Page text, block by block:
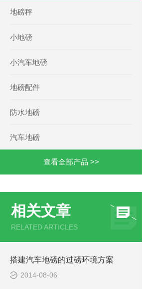
地磅秤
小地磅
小汽车地磅
地磅配件
防水地磅
汽车地磅
查看全部产品 >>
相关文章
RELATED ARTICLES
搭建汽车地磅的过磅环境方案
2014-08-06